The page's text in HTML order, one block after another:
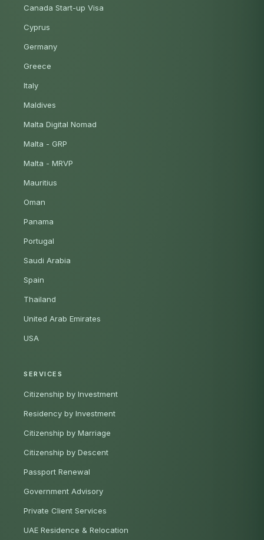
Canada Start-up Visa
Cyprus
Germany
Greece
Italy
Maldives
Malta Digital Nomad
Malta - GRP
Malta - MRVP
Mauritius
Oman
Panama
Portugal
Saudi Arabia
Spain
Thailand
United Arab Emirates
USA
SERVICES
Citizenship by Investment
Residency by Investment
Citizenship by Marriage
Citizenship by Descent
Passport Renewal
Government Advisory
Private Client Services
UAE Residence & Relocation